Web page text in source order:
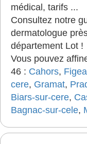
médical, tarifs ...
Consultez notre
dermatologue
département Lot !
Vous pouvez
46 : Cahors,
cere, Gramat,
Biars-sur-cere,
Bagnac-sur-cele,